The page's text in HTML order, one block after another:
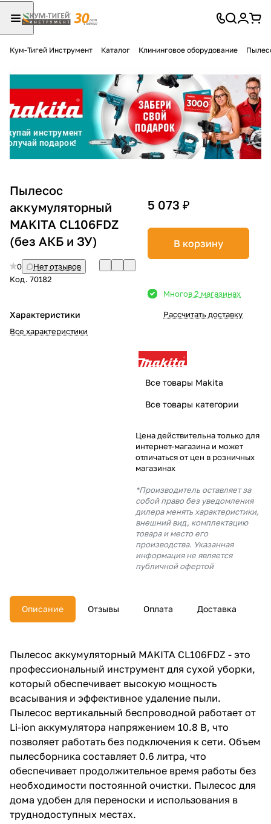
Кум-Тигей Инструмент Каталог Клининговое оборудование
Пылесос
аккумуляторный
MAKITA CL106FDZ
(без АКБ и ЗУ)
0
Нет отзывов
Код. 70182
Характеристики
Все характеристики
5 073 ₽
В корзину
Многов 2 магазинах
Рассчитать доставку
Все товары Makita
Все товары категории
Цена действительна только для
интернет-магазина и может
отличаться от цен в розничных
магазинах
*Производитель оставляет за
собой право без уведомления
дилера менять характеристики,
внешний вид, комплектацию
товара и место его
производства. Указанная
информация не является
публичной офертой
Описание Отзывы Оплата Доставка
Пылесос аккумуляторный MAKITA CL106FDZ - это
профессиональный инструмент для сухой уборки,
который обеспечивает высокую мощность
всасывания и эффективное удаление пыли.
Пылесос вертикальный беспроводной работает от
Li-ion аккумулятора напряжением 10.8 В, что
позволяет работать без подключения к сети. Объем
пылесборника составляет 0.6 литра, что
обеспечивает продолжительное время работы без
необходимости постоянной очистки. Пылесос для
дома удобен для переноски и использования в
труднодоступных местах.
Разбейте
оплатуна части
без переплат
График платежей
Сегодня
25
% картой любого банка
% будут
с вашей карты
раз в 2
недели
plait.ru